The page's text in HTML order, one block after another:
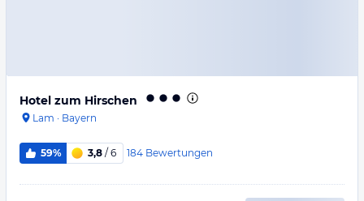
Hotel zum Hirschen
Lam · Bayern
59% 3,8 / 6 184 Bewertungen